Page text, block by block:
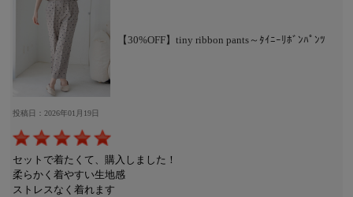
【30%OFF】tiny ribbon pants～ﾀｲﾆｰﾘﾎﾞﾝﾊﾟﾝﾂ
投稿日：2026年01月19日
セットで着たくて、購入しました！
柔らかく着やすい生地感
ストレスなく着れます